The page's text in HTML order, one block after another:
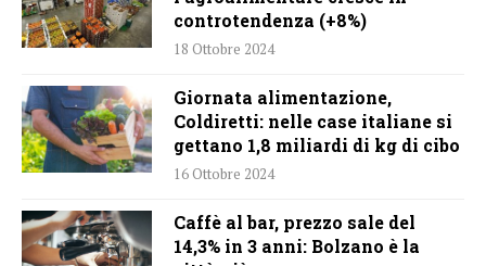
controtendenza (+8%)
18 Ottobre 2024
Giornata alimentazione,
Coldiretti: nelle case italiane si
gettano 1,8 miliardi di kg di cibo
16 Ottobre 2024
Caffè al bar, prezzo sale del
14,3% in 3 anni: Bolzano è la